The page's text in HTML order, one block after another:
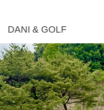
DANI & GOLF